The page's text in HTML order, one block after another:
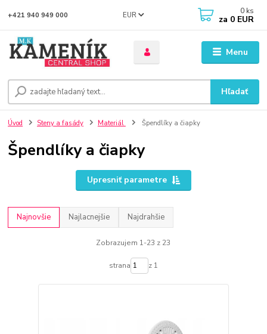
Menu
EUR
Hľadať
+421 940 949 000 0 ks
za 0 EUR
Úvod Steny a fasády Materiál Špendlíky a čiapky
Špendlíky a čiapky
Upresniť parametre
Najnovšie Najlacnejšie Najdrahšie
Zobrazujem 1-23 z 23
strana z 1